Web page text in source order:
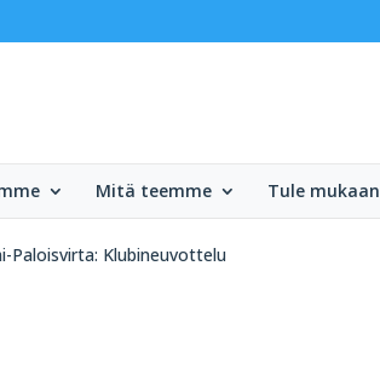
Mitä teemme Tule mukaan
Paloisvirta: Klubineuvottelu